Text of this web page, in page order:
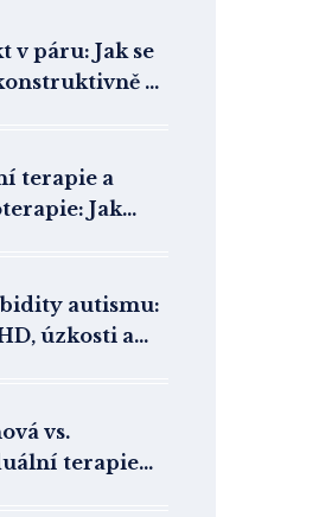
v páru: Jak se
a
terapie a
Jak
příjmu
autismu:
úzkosti a
vs.
terapie